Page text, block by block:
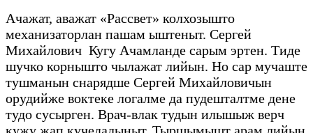
Ачажат, аважат «Рассвет» колхозышто
механизаторлан пашам ыштеныт. Сергей
Михайлович Кугу Ачамланде сарым эртен. Тиде
шучко корнышто чылажат лийын. Но сар мучаште
тушманын снарядше Сергей Михайловичын
орудийже воктеке логалме да пудешталтме дене
тудо сусырген. Врач-влак тудын илышыж верч